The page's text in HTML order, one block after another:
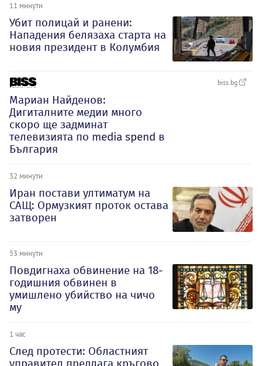
11 минути
Убит полицай и ранени:
Нападения белязаха старта на
новия президент в Колумбия
biss.bg
Мариан Найденов:
Дигиталните медии много
скоро ще задминат
телевизията по media spend в
България
32 минути
Иран постави ултиматум на
САЩ: Ормузкият проток остава
затворен
53 минути
Повдигнаха обвинение на 18-
годишния обвинен в
умишлено убийство на чичо
му
1 час
След протести: Областният
управител предлага кръгово